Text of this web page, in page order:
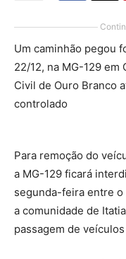
Um caminhão pegou
22/12, na MG-129 em
Civil de Ouro Branco
controlado
Para remoção do
a MG-129 ficará
segunda-feira entre o
a comunidade de
passagem de